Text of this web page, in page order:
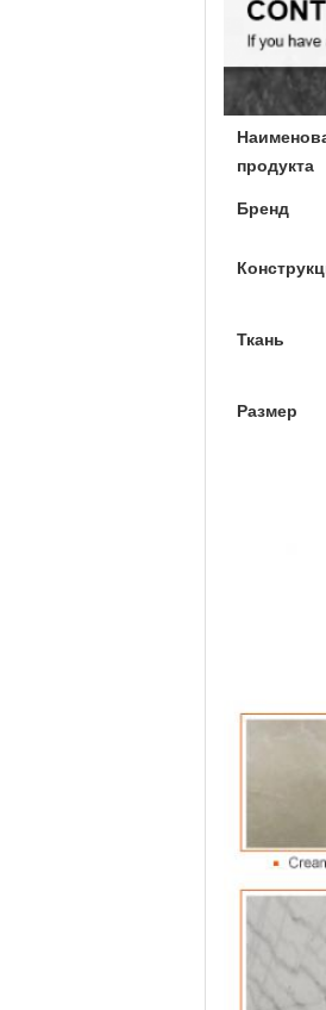
продукта
Бренд
Ткань
Размер